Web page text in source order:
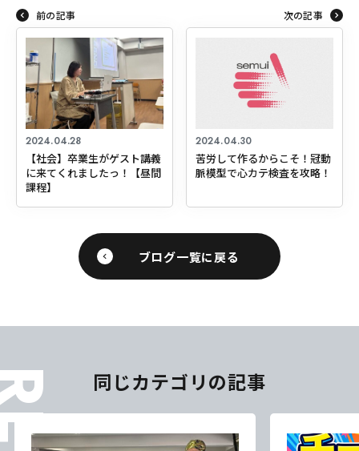
前の記事
2024.04.28
【社会】卒業生がゲスト講義
に来てくれましたっ！【昼間
課程】
次の記事
2024.04.30
苦労して作るからこそ！冠動
脈模型で心カテ検査を攻略！
ブログ一覧に戻る
同じカテゴリの記事
東海医療科学
東海医療科学
東海医療科学
東海医療科学